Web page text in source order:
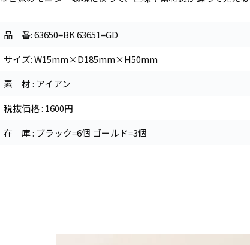
品 番: 63650=BK 63651=GD
サイズ: W15mm×D185mm×H50mm
素 材 : アイアン
税抜価格 : 1600円
在 庫 : ブラック=6個 ゴールド=3個